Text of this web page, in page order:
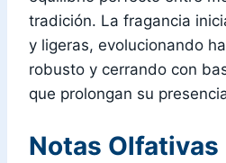
tradición. La fragancia
y ligeras, evolucionando
robusto y cerrando con
que prolongan su
Notas Olfativas